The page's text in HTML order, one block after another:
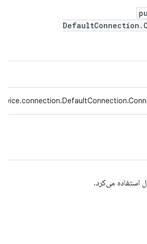
استفاده می‌کرد.